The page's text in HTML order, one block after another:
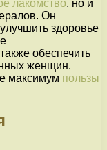
лакомство, но и
Он
здоровье
обеспечить
женщин.
максимум пользы